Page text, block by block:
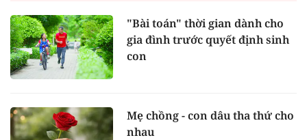
"Bài toán" thời gian dành cho
gia đình trước quyết định sinh
con
Mẹ chồng - con dâu tha thứ cho
nhau